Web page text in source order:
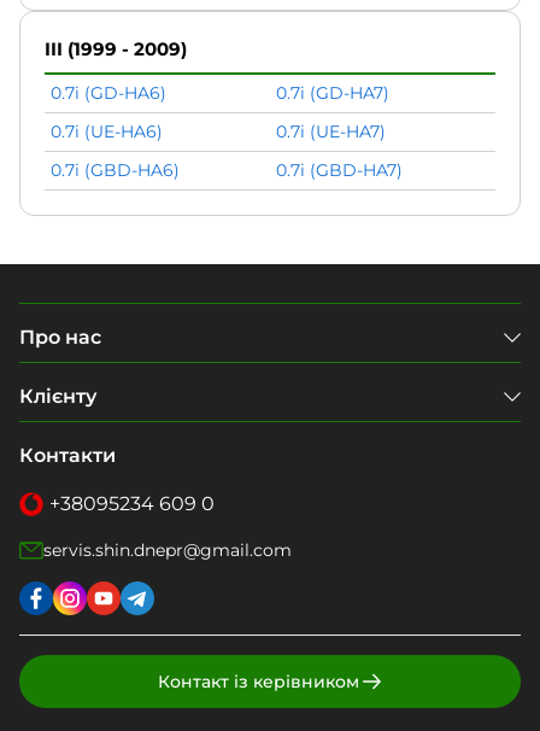
III (1999 - 2009)
0.7i (GD-HA6)
0.7i (GD-HA7)
0.7i (UE-HA6)
0.7i (UE-HA7)
0.7i (GBD-HA6)
0.7i (GBD-HA7)
Про нас
Клієнту
Контакти
+38095234 609 0
servis.shin.dnepr@gmail.com
Контакт із керівником